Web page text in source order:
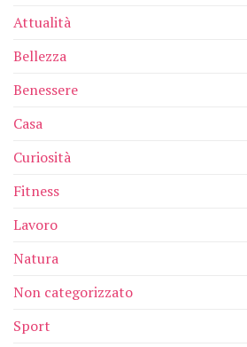
Attualità
Bellezza
Benessere
Casa
Curiosità
Fitness
Lavoro
Natura
Non categorizzato
Sport